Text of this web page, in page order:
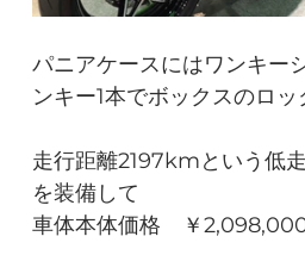
パニアケースにはワンキー
ンキー1本でボックスのロッ
走行距離2197kmという低
を装備して
車体本体価格　￥